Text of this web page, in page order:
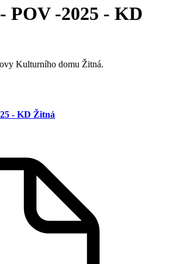
POV -2025 - KD
Kulturního domu Žitná.
- KD Žitná